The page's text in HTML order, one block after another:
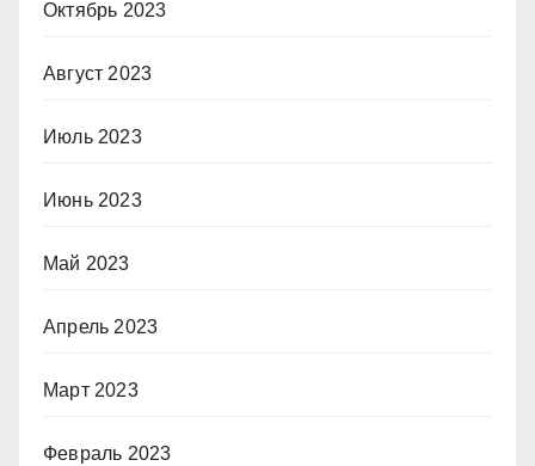
Октябрь 2023
Август 2023
Июль 2023
Июнь 2023
Май 2023
Апрель 2023
Март 2023
Февраль 2023